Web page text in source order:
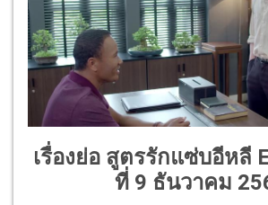
เรื่องย่อ สูตรรักแซ่บอีหลี
ที่ 9 ธันวาคม